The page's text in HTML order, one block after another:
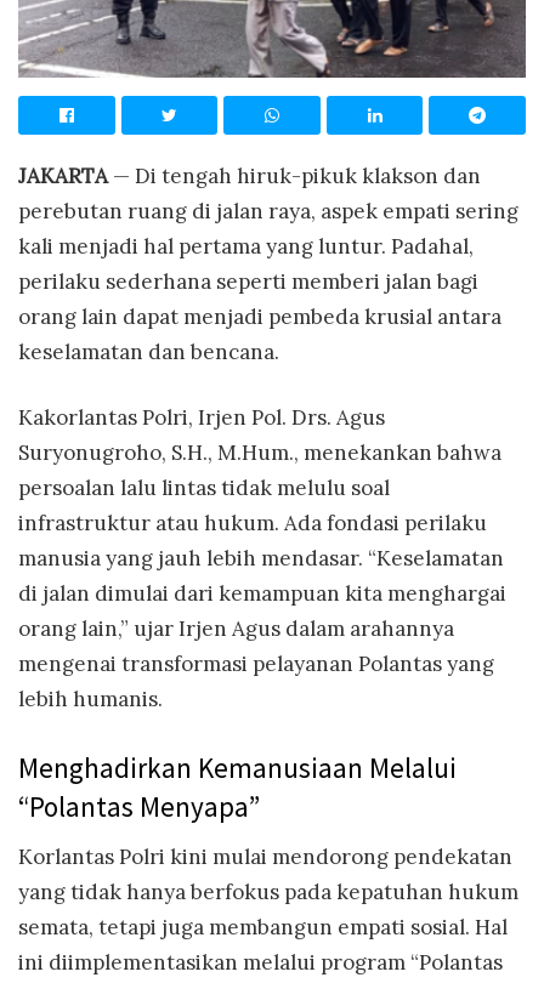
JAKARTA— Di tengah hiruk-pikuk klakson dan
perebutan ruang di jalan raya, aspek empati sering
kali menjadi hal pertama yang luntur. Padahal,
perilaku sederhana seperti memberi jalan bagi
orang lain dapat menjadi pembeda krusial antara
keselamatan dan bencana.
Kakorlantas Polri, Irjen Pol. Drs. Agus
Suryonugroho, S.H., M.Hum., menekankan bahwa
persoalan lalu lintas tidak melulu soal
infrastruktur atau hukum. Ada fondasi perilaku
manusia yang jauh lebih mendasar. “Keselamatan
di jalan dimulai dari kemampuan kita menghargai
orang lain,” ujar Irjen Agus dalam arahannya
mengenai transformasi pelayanan Polantas yang
lebih humanis.
Menghadirkan Kemanusiaan Melalui
“Polantas Menyapa”
Korlantas Polri kini mulai mendorong pendekatan
yang tidak hanya berfokus pada kepatuhan hukum
semata, tetapi juga membangun empati sosial. Hal
ini diimplementasikan melalui program “Polantas